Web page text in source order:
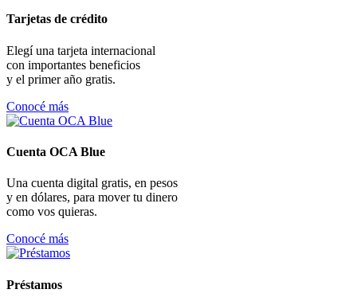
Tarjetas de crédito
Elegí una tarjeta internacional
con importantes beneficios
y el primer año gratis.
Conocé más
Cuenta OCA Blue
Una cuenta digital gratis, en pesos
y en dólares, para mover tu dinero
como vos quieras.
Conocé más
Préstamos